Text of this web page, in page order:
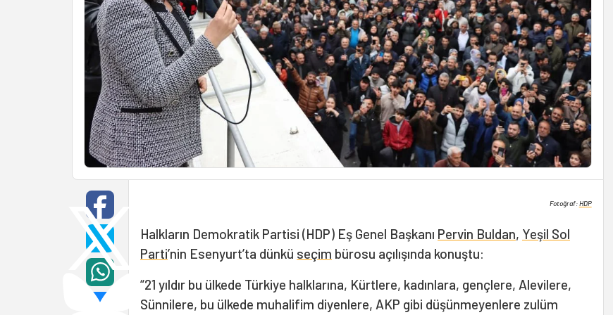
Fotoğraf:HDP
Halkların Demokratik Partisi (HDP) Eş Genel Başkanı Pervin Buldan, Yeşil Sol
Parti’nin Esenyurt’ta dünkü seçim bürosu açılışında konuştu:
“21 yıldır bu ülkede Türkiye halklarına, Kürtlere, kadınlara, gençlere, Alevilere,
Sünnilere, bu ülkede muhalifim diyenlere, AKP gibi düşünmeyenlere zulüm